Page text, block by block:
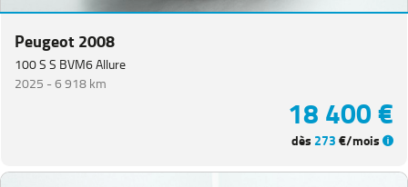
Peugeot 2008
100 S S BVM6 Allure
2025 -6 918 km
18 400 €
dès 273€/mois